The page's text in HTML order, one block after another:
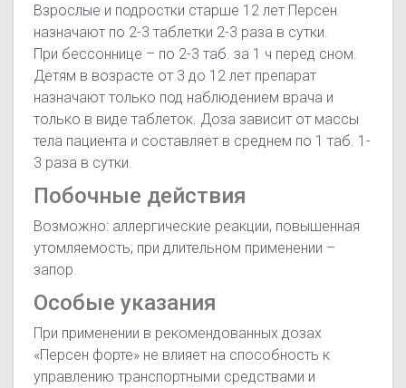
Взрослые и подростки старше 12 лет Персен
назначают по 2-3 таблетки 2-3 раза в сутки.
При бессоннице – по 2-3 таб. за 1 ч перед сном.
Детям в возрасте от 3 до 12 лет препарат
назначают только под наблюдением врача и
только в виде таблеток. Доза зависит от массы
тела пациента и составляет в среднем по 1 таб. 1-
3 раза в сутки.
Побочные действия
Возможно: аллергические реакции, повышенная
утомляемость; при длительном применении –
запор.
Особые указания
При применении в рекомендованных дозах
«Персен форте» не влияет на способность к
управлению транспортными средствами и